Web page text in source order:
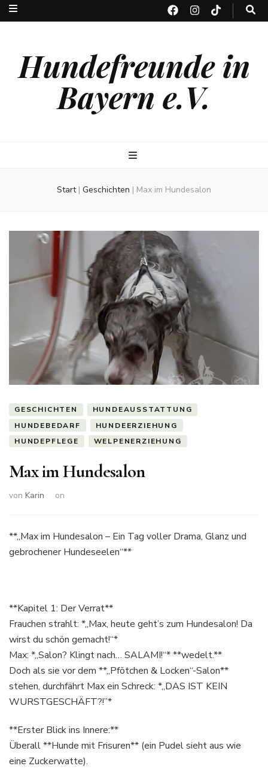
Hundefreunde in
Bayern e.V.
Start | Geschichten | Max im Hundesalon
GESCHICHTEN
HUNDEAUSSTATTUNG
HUNDEBEDARF
HUNDEERZIEHUNG
HUNDEPFLEGE
WELPENERZIEHUNG
Max im Hundesalon
von Karin on
**„Max im Hundesalon – Ein Tag voller Drama, Glanz und
gebrochener Hundeseelen“**
**Kapitel 1: Der Verrat**
Frauchen strahlt: *„Max, heute geht’s zum Hundesalon! Da
wirst du schön gemacht!“*
Max: *„Salon? Klingt nach… SALAMI!“* **wedelt.**
Doch als sie vor dem **„Pfötchen & Locken“-Salon**
stehen, durchfährt Max ein Schreck: *„DAS IST KEIN
WURSTGESCHÄFT?!”*
**Erster Blick ins Innere:**
Überall **Hunde mit Frisuren** (ein Pudel sieht aus wie
eine Zuckerwatte).